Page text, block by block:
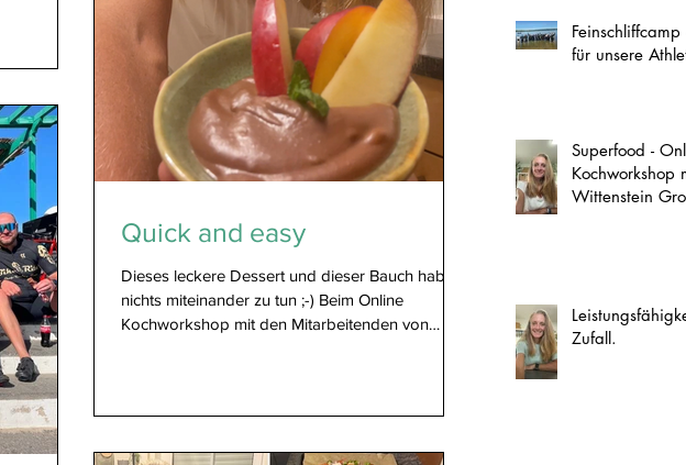
Quick and easy
Dieses leckere Dessert und dieser Bauch haben
nichts miteinander zu tun ;-) Beim Online
Kochworkshop mit den Mitarbeitenden von
Feinschliffcamp
für unsere
Superfood -
Kochworkshop
Wittenstein
Zufall.